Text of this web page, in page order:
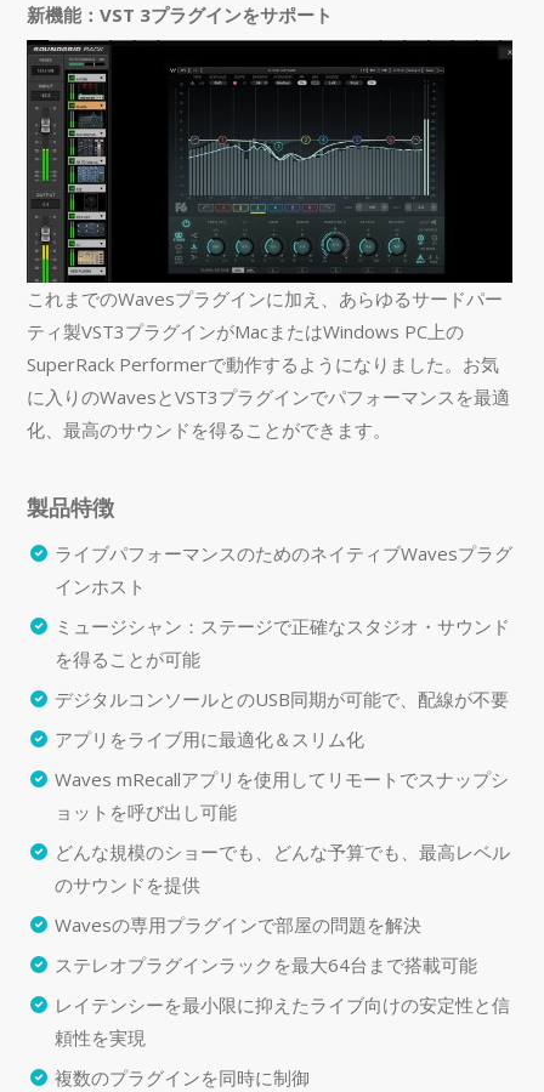
新機能：VST 3プラグインをサポート
​これまでのWavesプラグインに加え、あらゆるサードパー
ティ製VST3プラグインがMacまたはWindows PC上の
SuperRack Performerで動作するようになりました。お気
に入りのWavesとVST3プラグインでパフォーマンスを最適
化、最高のサウンドを得ることができます。
製品特徴
ライブパフォーマンスのためのネイティブWavesプラグ
インホスト
ミュージシャン：ステージで正確なスタジオ・サウンド
を得ることが可能
デジタルコンソールとのUSB同期が可能で、配線が不要
アプリをライブ用に最適化＆スリム化
Waves mRecallアプリを使用してリモートでスナップシ
ョットを呼び出し可能
どんな規模のショーでも、どんな予算でも、最高レベル
のサウンドを提供
Wavesの専用プラグインで部屋の問題を解決
ステレオプラグインラックを最大64台まで搭載可能
レイテンシーを最小限に抑えたライブ向けの安定性と信
頼性を実現
複数のプラグインを同時に制御